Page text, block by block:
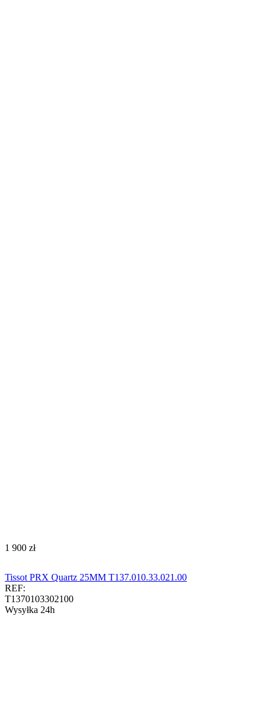
‍1 900‍ zł
Tissot PRX Quartz 25MM T137.010.33.021.00
REF:
T1370103302100
Wysyłka 24h